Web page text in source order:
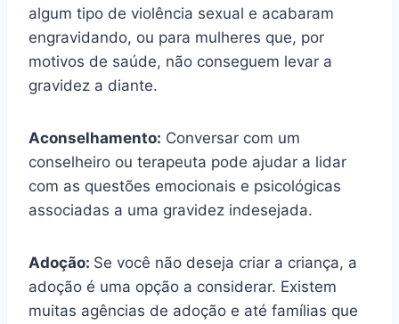
algum tipo de violência sexual e acabaram
engravidando, ou para mulheres que, por
motivos de saúde, não conseguem levar a
gravidez a diante.
Aconselhamento: Conversar com um
conselheiro ou terapeuta pode ajudar a lidar
com as questões emocionais e psicológicas
associadas a uma gravidez indesejada.
Adoção: Se você não deseja criar a criança, a
adoção é uma opção a considerar. Existem
muitas agências de adoção e até famílias que